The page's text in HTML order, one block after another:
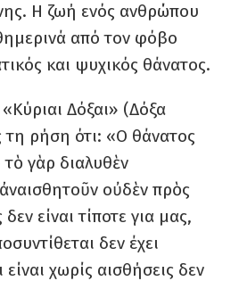
Η ζωή ενός ανθρώπου
από τον φόβο
και ψυχικός θάνατος.
Δόξαι» (Δόξα
τη ρήση ότι: «Ο θάνατος
γὰρ διαλυθὲν
ἀναισθητοῦν οὐδὲν πρὸς
είναι τίποτε για μας,
δεν έχει
είναι χωρίς αισθήσεις δεν